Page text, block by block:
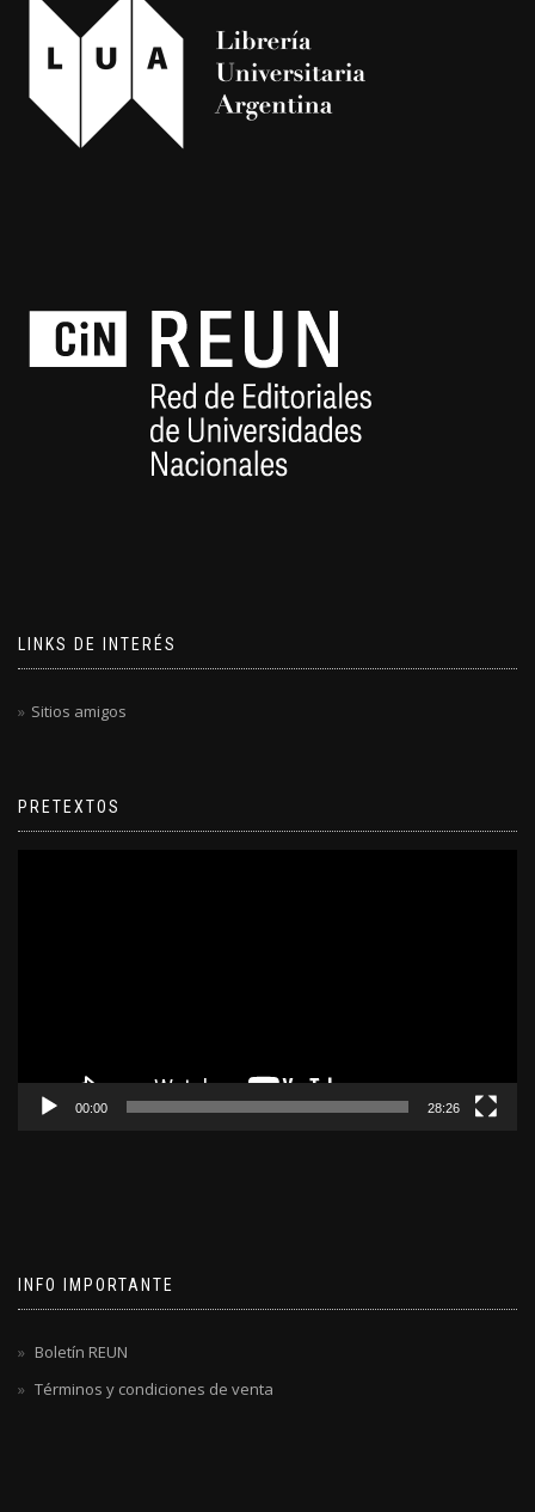
LINKS DE INTERÉS
Sitios amigos
PRETEXTOS
00:00 28:26
INFO IMPORTANTE
Boletín REUN
Términos y condiciones de venta